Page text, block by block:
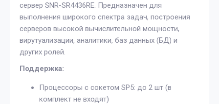
сервер SNR-SR4436RE. Предназначен для
выполнения широкого спектра задач, построения
серверов высокой вычислительной мощности,
вирутуализации, аналитики, баз данных (БД) и
других ролей.
Поддержка:
Процессоры с сокетом SP5: до 2 шт (в
комплект не входят)